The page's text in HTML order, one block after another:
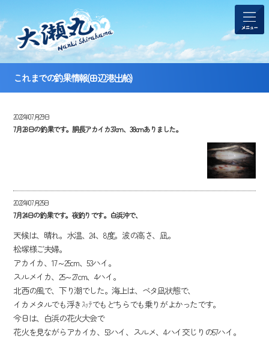
これまでの釣果情報(田辺港出船)
2022年07月29日
7月28日の釣果です。胴長アカイカ37cm、38cmありました。
2022年07月25日
7月24日の釣果です。夜釣りです。白浜沖で、
天候は、晴れ。水温、24、8度。波の高さ、凪。
松塚様ご夫婦。
アカイカ、17～25cm、53ハイ。
スルメイカ、25～27cm、4ハイ。
北西の風で、下り潮でした。海上は、ベタ凪状態で、
イカメタルでも浮きｽｯﾃでもどちらでも乗りがよかったです。
今日は、白浜の花火大会で
花火を見ながらアカイカ、53ハイ、スルメ、4ハイ交じりの57ハイ。